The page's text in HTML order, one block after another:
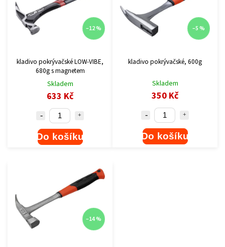
–12 %
kladivo pokrývačské LOW-VIBE,
680g s magnetem
Skladem
633 Kč
Do košíku
–5 %
kladivo pokrývačské, 600g
Skladem
350 Kč
Do košíku
–14 %